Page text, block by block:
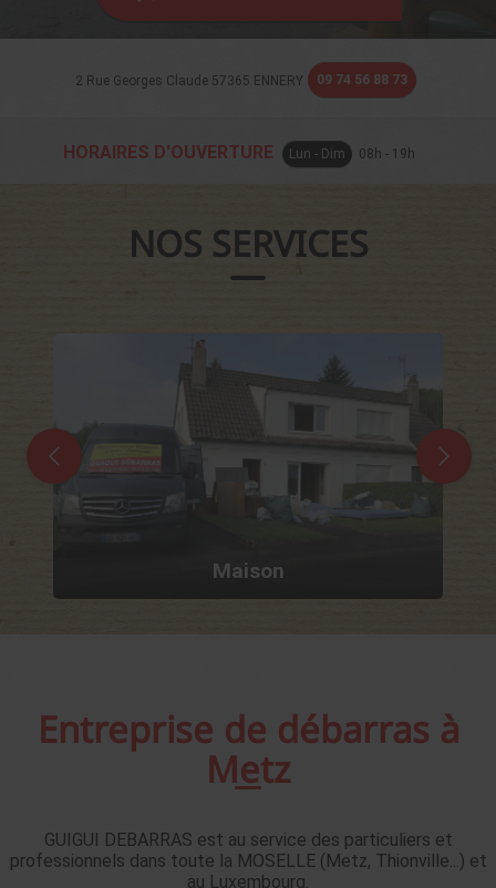
2 Rue Georges Claude 57365 ENNERY 09 74 56 88 73
HORAIRES D'OUVERTURE Lun - Dim 08h - 19h
Entreprise de débarras à
Metz
GUIGUI DEBARRAS est au service des particuliers et
professionnels dans toute la MOSELLE (Metz, Thionville...) et
au Luxembourg.
NOS SERVICES
Maison